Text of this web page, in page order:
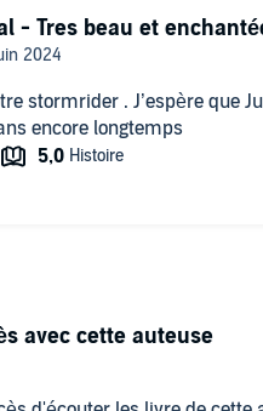
stormrider . J’espère que
encore longtemps
- Tres beau et
avec cette auteuse